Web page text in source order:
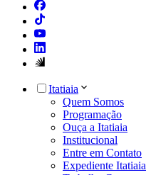
Itatiaia
Quem Somos
Programação
Ouça a Itatiaia
Institucional
Entre em Contato
Expediente Itatiaia